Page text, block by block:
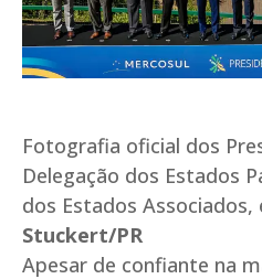
Fotografia oficial dos
Delegação dos Estados
dos Estados Associados,
Stuckert/PR
Apesar de confiante na